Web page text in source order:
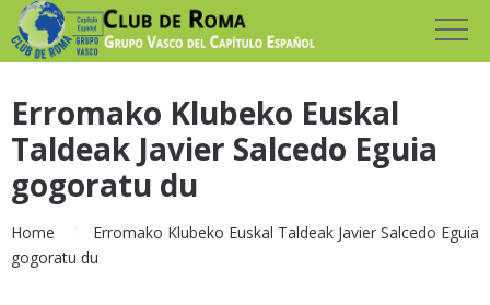
Erromako Klubeko Euskal
Taldeak Javier Salcedo Eguia
gogoratu du
Home
Erromako Klubeko Euskal Taldeak Javier Salcedo Eguia
gogoratu du